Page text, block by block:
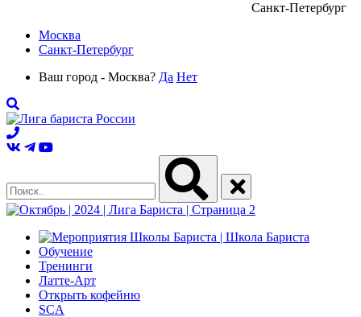
Санкт-Петербург
Москва
Санкт-Петербург
Ваш город - Москва? Да Нет
Обучение
Тренинги
Латте-Арт
Открыть кофейню
SCA